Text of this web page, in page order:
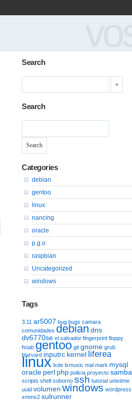
Search
Search
Categories
debian
gentoo
linux
nancing
oracle
p.g.o
raspbian
Uncategorized
windows
Tags
3.11 ar5007 bug bugs camara
comunidades debian dns
dv6770se el salvador fingerprint floppy
fstab gentoo git gnome grub
Harvard inputrc kernel liferea
linux lxde lxmusic mal mark mysql
oracle perl php policia proyecto samba
scripts shell soborno ssh tutorial unixtime
uuid volumen windows wordpress
xmms2 xulrunner